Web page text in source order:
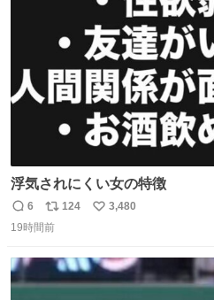
浮気されにくい女の特徴
返
信
6
リ
ポ
ト
数
124
い
数
3,480
19時間前